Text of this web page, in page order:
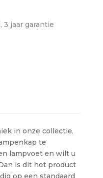
3 jaar garantie
in onze collectie,
te
lampvoet en wilt u
is dit het product
op een standaard